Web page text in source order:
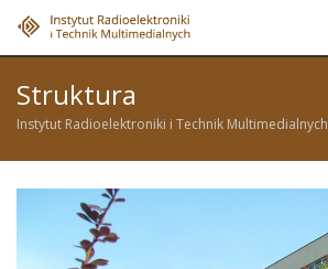
Skip
Struktura
Instytut Radioelektroniki i Technik Multimedialnych